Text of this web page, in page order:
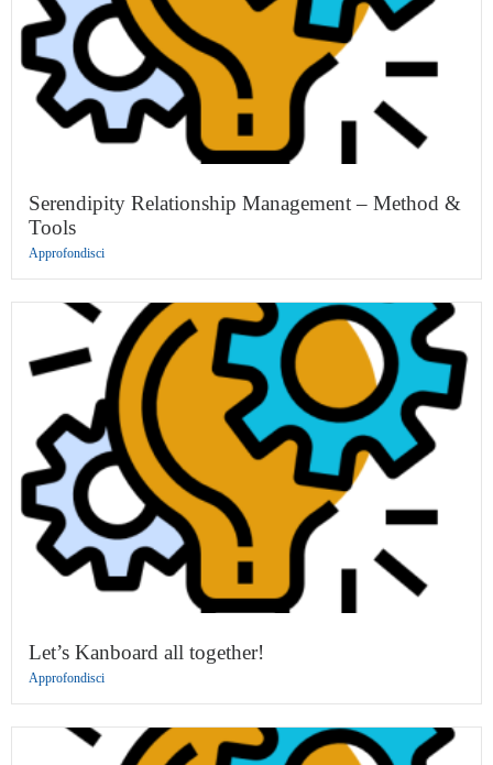
Serendipity Relationship Management – Method &
Tools
Approfondisci
Let’s Kanboard all together!
Approfondisci